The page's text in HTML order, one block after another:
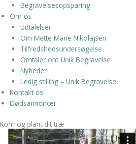
Begravelsesopsparing
Om os
Udtalelser
Om Mette Marie Nikolajsen
Tilfredshedsundersøgelse
Omtaler om Unik Begravelse
Nyheder
Ledig stilling – Unik Begravelse
Kontakt os
Dødsannoncer
Kom og plant dit træ